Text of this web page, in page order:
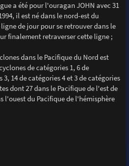
a été pour l'ouragan JOHN avec 31
il est né dans le nord-est du
de jour pour se retrouver dans le
finalement retraverser cette ligne ;
dans le Pacifique du Nord est
de catégories 1, 6 de
14 de catégories 4 et 3 de catégories
dont 27 dans le Pacifique de l'est de
l'ouest du Pacifique de l'hémisphère